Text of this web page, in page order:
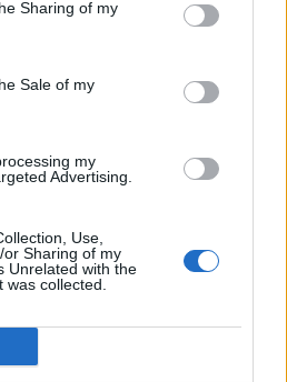
Sharing of my
Sale of my
my
Advertising.
Use,
Sharing of my
Unrelated with the
collected.
dei requisiti
agli anni
di Stato.
del
quelli riguardanti i
per le scuole
si passerà infatti, sia
che per la secondaria
numerica su
continuerà a